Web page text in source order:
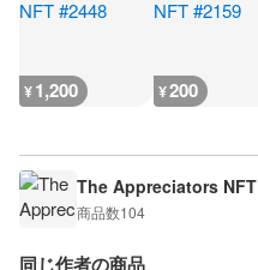
¥1,200 ¥200
The Appreciators NFT
商品数104
同じ作者の商品